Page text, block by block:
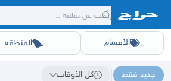
الأقسام المنطقة أجهزةعقار ديل وظائفالعابتدريب الشرقيهجدهمكه المدينةالطايف
جديد فقط كل الأوقات